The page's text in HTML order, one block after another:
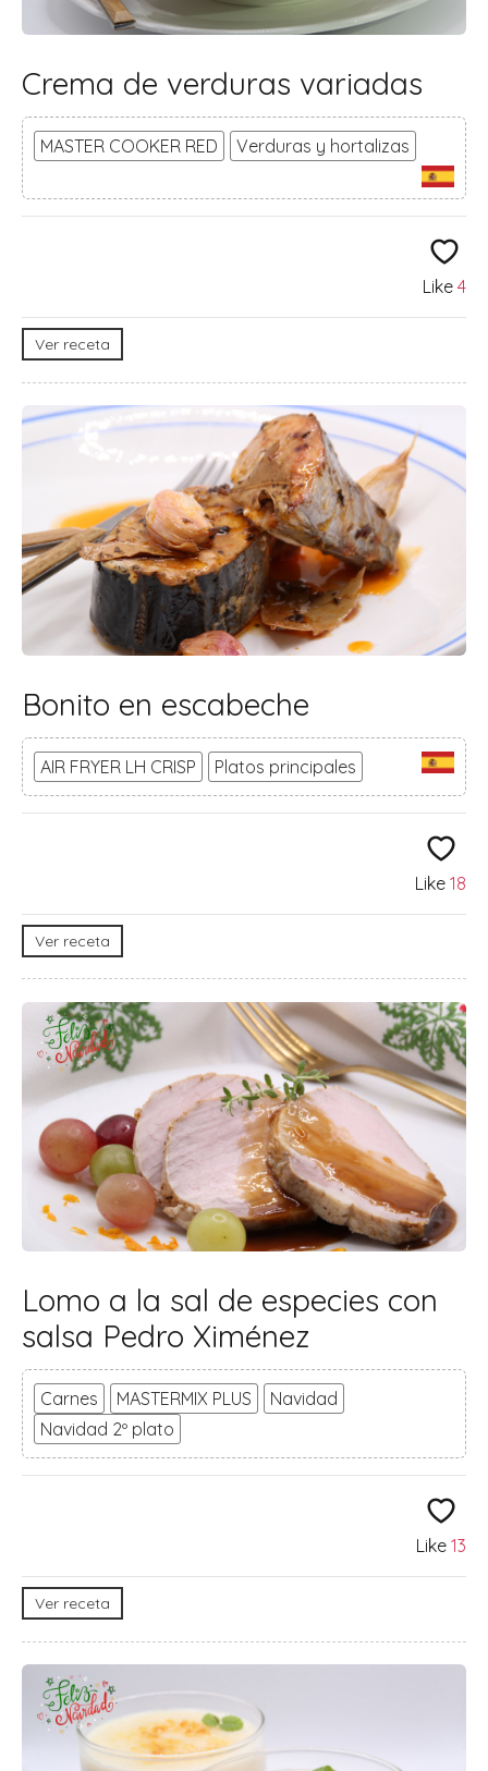
Crema de verduras variadas
MASTER COOKER RED Verduras y hortalizas
Like 4
Ver receta
Bonito en escabeche
AIR FRYER LH CRISP Platos principales
Like 18
Ver receta
Lomo a la sal de especies con
salsa Pedro Ximénez
Carnes MASTERMIX PLUS
Navidad
Navidad 2º plato
Like 13
Ver receta